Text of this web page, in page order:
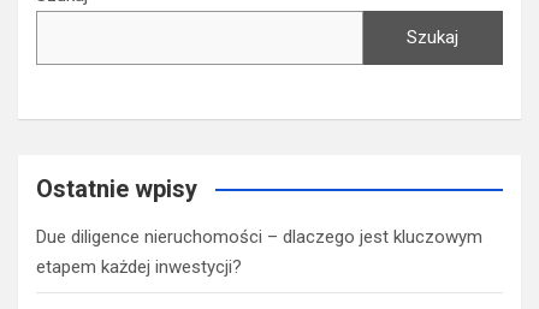
Szukaj
Ostatnie wpisy
Due diligence nieruchomości – dlaczego jest kluczowym
etapem każdej inwestycji?